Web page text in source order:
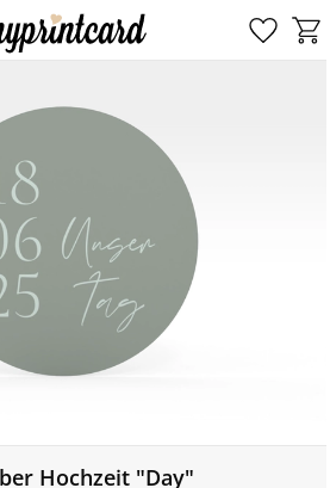
Hochzeit "Day"